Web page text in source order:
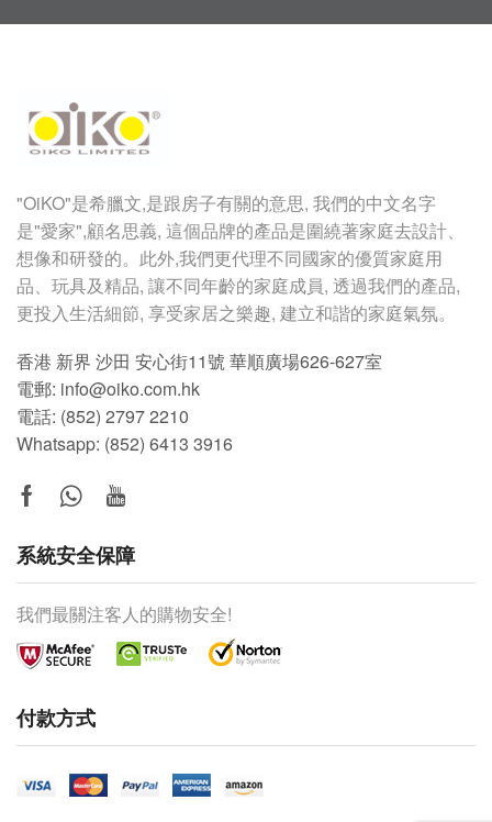
"OiKO"是希臘文,是跟房子有關的意思, 我們的中文名字
是"愛家",顧名思義, 這個品牌的產品是圍繞著家庭去設計、
想像和研發的。此外,我們更代理不同國家的優質家庭用
品、玩具及精品, 讓不同年齡的家庭成員, 透過我們的產品,
更投入生活細節, 享受家居之樂趣, 建立和諧的家庭氣氛。
香港 新界 沙田 安心街11號 華順廣場626-627室
電郵: info@oiko.com.hk
電話: (852) 2797 2210
Whatsapp: (852) 6413 3916
系統安全保障
我們最關注客人的購物安全!
付款方式